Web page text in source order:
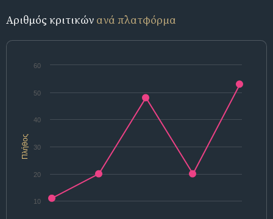
Αριθμός κριτικών ανά πλατφόρμα
Πλήθος
10
20
30
40
50
60